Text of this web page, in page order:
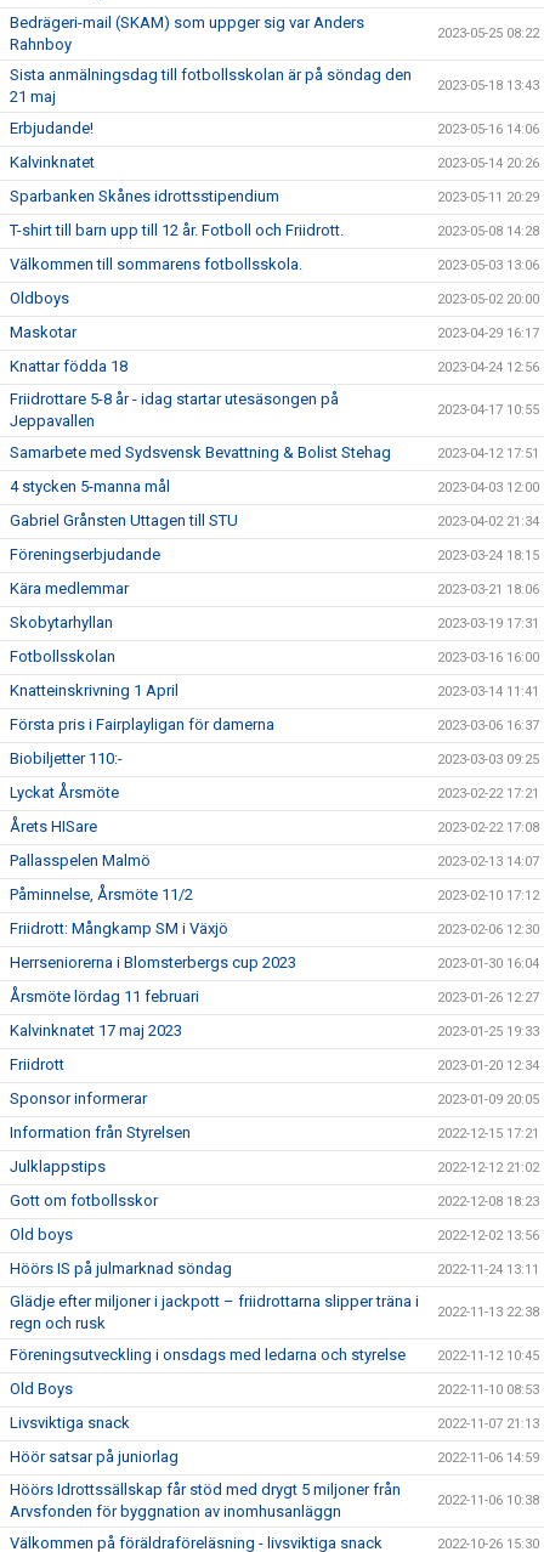
Bedrägeri-mail (SKAM) som uppger sig var Anders
Rahnboy
2023-05-25 08:22
Sista anmälningsdag till fotbollsskolan är på söndag den
21 maj
2023-05-18 13:43
Erbjudande! 2023-05-16 14:06
Kalvinknatet 2023-05-14 20:26
Sparbanken Skånes idrottsstipendium 2023-05-11 20:29
T-shirt till barn upp till 12 år. Fotboll och Friidrott. 2023-05-08 14:28
Välkommen till sommarens fotbollsskola. 2023-05-03 13:06
Oldboys 2023-05-02 20:00
Maskotar 2023-04-29 16:17
Knattar födda 18 2023-04-24 12:56
Friidrottare 5-8 år - idag startar utesäsongen på
Jeppavallen
2023-04-17 10:55
Samarbete med Sydsvensk Bevattning & Bolist Stehag 2023-04-12 17:51
4 stycken 5-manna mål 2023-04-03 12:00
Gabriel Grånsten Uttagen till STU 2023-04-02 21:34
Föreningserbjudande 2023-03-24 18:15
Kära medlemmar 2023-03-21 18:06
Skobytarhyllan 2023-03-19 17:31
Fotbollsskolan 2023-03-16 16:00
Knatteinskrivning 1 April 2023-03-14 11:41
Första pris i Fairplayligan för damerna 2023-03-06 16:37
Biobiljetter 110:- 2023-03-03 09:25
Lyckat Årsmöte 2023-02-22 17:21
Årets HISare 2023-02-22 17:08
Pallasspelen Malmö 2023-02-13 14:07
Påminnelse, Årsmöte 11/2 2023-02-10 17:12
Friidrott: Mångkamp SM i Växjö 2023-02-06 12:30
Herrseniorerna i Blomsterbergs cup 2023 2023-01-30 16:04
Årsmöte lördag 11 februari 2023-01-26 12:27
Kalvinknatet 17 maj 2023 2023-01-25 19:33
Friidrott 2023-01-20 12:34
Sponsor informerar 2023-01-09 20:05
Information från Styrelsen 2022-12-15 17:21
Julklappstips 2022-12-12 21:02
Gott om fotbollsskor 2022-12-08 18:23
Old boys 2022-12-02 13:56
Höörs IS på julmarknad söndag 2022-11-24 13:11
Glädje efter miljoner i jackpott – friidrottarna slipper träna i
regn och rusk
2022-11-13 22:38
Föreningsutveckling i onsdags med ledarna och styrelse 2022-11-12 10:45
Old Boys 2022-11-10 08:53
Livsviktiga snack 2022-11-07 21:13
Höör satsar på juniorlag 2022-11-06 14:59
Höörs Idrottssällskap får stöd med drygt 5 miljoner från
Arvsfonden för byggnation av inomhusanläggn
2022-11-06 10:38
Välkommen på föräldraföreläsning - livsviktiga snack 2022-10-26 15:30